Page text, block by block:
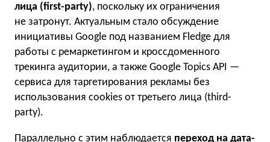
лица (first-party), поскольку их ограничения
не затронут. Актуальным стало обсуждение
инициативы Google под названием Fledge для
работы с ремаркетингом и кроссдоменного
трекинга аудитории, а также Google Topics API —
сервиса для таргетирования рекламы без
использования cookies от третьего лица (third-
party).
Параллельно с этим наблюдается переход на дата-